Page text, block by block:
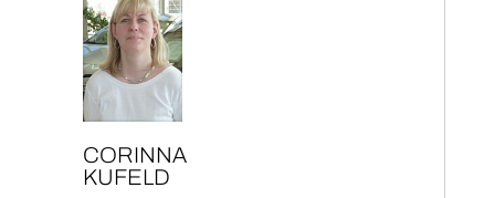
CORIN­NA
KUFELD